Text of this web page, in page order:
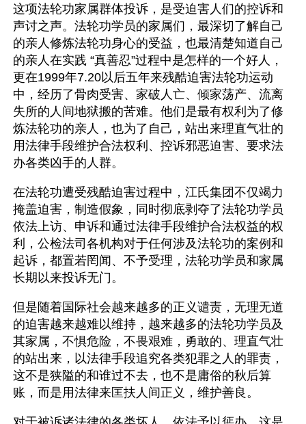
这项法轮功家属群体投诉，是受迫害人们的控诉和
声讨之声。法轮功学员的家属们，最深切了解自己
的亲人修炼法轮功身心的受益，也最清楚知道自己
的亲人在实践 “真善忍”过程中是怎样的一个好人，
更在1999年7.20以后五年来残酷迫害法轮功运动
中，经历了骨肉受害、家破人亡、倾家荡产、流离
失所的人间地狱搬的苦难。他们是最有权利为了修
炼法轮功的亲人，也为了自己，站出来理直气壮的
用法律手段维护合法权利、控诉邪恶迫害、要求法
办各类凶手的人群。
在法轮功遭受残酷迫害过程中，江氏集团不仅竭力
掩盖迫害，制造假象，同时彻底剥夺了法轮功学员
依法上访、申诉和通过法律手段维护合法权益的权
利，公检法司各机构对于任何涉及法轮功的案例和
起诉，都置若罔闻、不予受理，法轮功学员和家属
长期以来投诉无门。
但是随着国际社会越来越多的正义谴责，无理无道
的迫害越来越难以维持，越来越多的法轮功学员及
其家属，不惧危险，不畏艰难，勇敢的、理直气壮
的站出来，以法律手段追究各类犯罪之人的罪责，
这不是狭隘的和谁过不去，也不是庸俗的秋后算
账，而是用法律来匡扶人间正义，维护善良。